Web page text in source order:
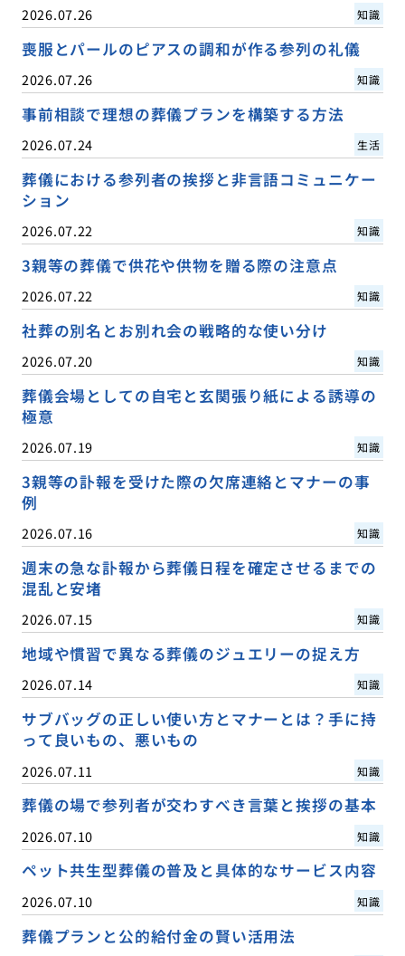
2026.07.26 知識
喪服とパールのピアスの調和が作る参列の礼儀
2026.07.26 知識
事前相談で理想の葬儀プランを構築する方法
2026.07.24 生活
葬儀における参列者の挨拶と非言語コミュニケー
ション
2026.07.22 知識
3親等の葬儀で供花や供物を贈る際の注意点
2026.07.22 知識
社葬の別名とお別れ会の戦略的な使い分け
2026.07.20 知識
葬儀会場としての自宅と玄関張り紙による誘導の
極意
2026.07.19 知識
3親等の訃報を受けた際の欠席連絡とマナーの事
例
2026.07.16 知識
週末の急な訃報から葬儀日程を確定させるまでの
混乱と安堵
2026.07.15 知識
地域や慣習で異なる葬儀のジュエリーの捉え方
2026.07.14 知識
サブバッグの正しい使い方とマナーとは？手に持
って良いもの、悪いもの
2026.07.11 知識
葬儀の場で参列者が交わすべき言葉と挨拶の基本
2026.07.10 知識
ペット共生型葬儀の普及と具体的なサービス内容
2026.07.10 知識
葬儀プランと公的給付金の賢い活用法